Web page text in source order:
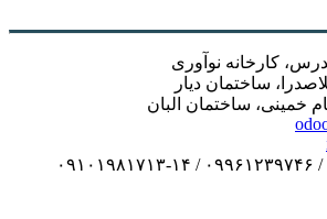
کارخانه نوآوری
ساختمان دیار
خمینی، ساختمان البان